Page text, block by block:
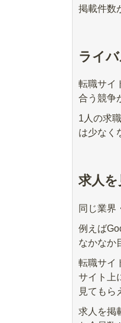
掲載件数
ライ
転職サイ
合う競争
1人の求
は少なく
求人
同じ業界
例えば
なかなか
転職サイ
サイト上
見てもら
求人を掲